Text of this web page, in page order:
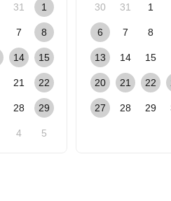
31 1
7 8
14 15
21 22
28 29
4 5
30 31 1
6 7 8
13 14 15
20 21 22
27 28 29